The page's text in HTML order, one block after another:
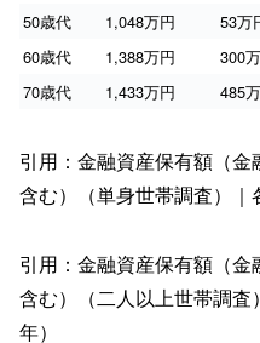
50歳代
1,048万円 53万
60歳代
1,388万円 300
70歳代
1,433万円 485
引用：金融資産保有額（
含む）（単身世帯調査）｜
引用：金融資産保有額（
含む）（二人以上世帯調
年）